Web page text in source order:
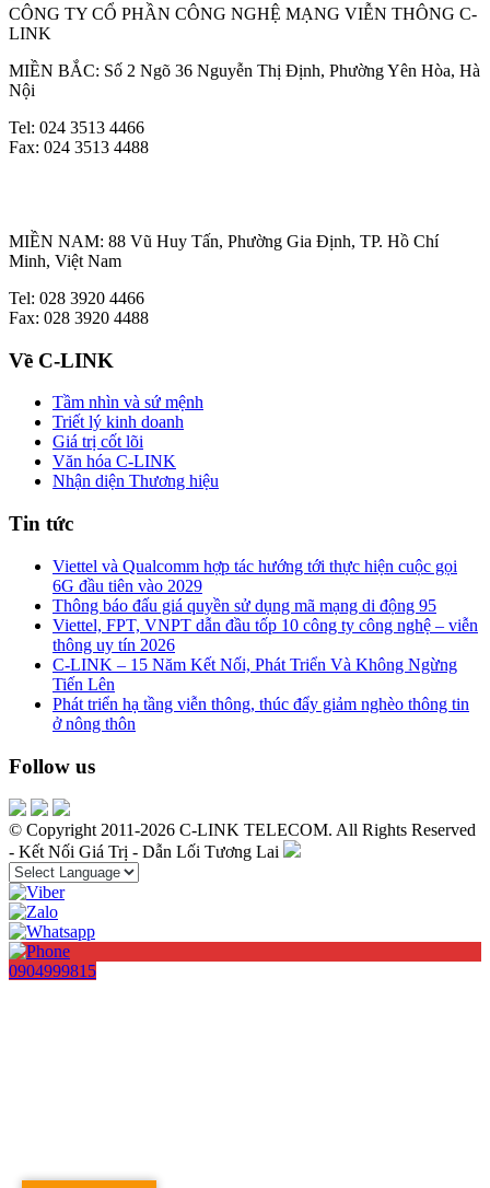
CÔNG TY CỔ PHẦN CÔNG NGHỆ MẠNG VIỄN THÔNG C-
LINK
MIỀN BẮC: Số 2 Ngõ 36 Nguyễn Thị Định, Phường Yên Hòa, Hà
Nội
Tel: 024 3513 4466
Fax: 024 3513 4488
MIỀN NAM: 88 Vũ Huy Tấn, Phường Gia Định, TP. Hồ Chí
Minh, Việt Nam
Tel: 028 3920 4466
Fax: 028 3920 4488
Về C-LINK
Tầm nhìn và sứ mệnh
Triết lý kinh doanh
Giá trị cốt lõi
Văn hóa C-LINK
Nhận diện Thương hiệu
Tin tức
Viettel và Qualcomm hợp tác hướng tới thực hiện cuộc gọi
6G đầu tiên vào 2029
Thông báo đấu giá quyền sử dụng mã mạng di động 95
Viettel, FPT, VNPT dẫn đầu tốp 10 công ty công nghệ – viễn
thông uy tín 2026
C-LINK – 15 Năm Kết Nối, Phát Triển Và Không Ngừng
Tiến Lên
Phát triển hạ tầng viễn thông, thúc đẩy giảm nghèo thông tin
ở nông thôn
Follow us
© Copyright 2011-2026 C-LINK TELECOM. All Rights Reserved
- Kết Nối Giá Trị - Dẫn Lối Tương Lai
0904999815